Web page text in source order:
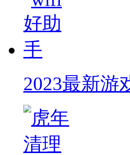
2023最新游